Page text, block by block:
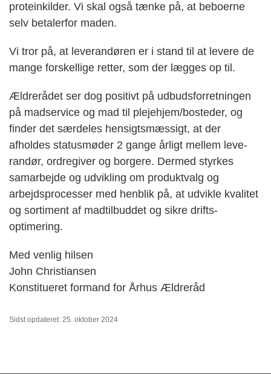
proteinkilder. Vi skal også tænke på, at beboerne
selv betalerfor maden.
Vi tror på, at leverandøren er i stand til at levere de
mange forskellige retter, som der lægges op til.
Ældrerådet ser dog positivt på udbudsforretningen
på madservice og mad til plejehjem/bosteder, og
finder det særdeles hensigtsmæssigt, at der
afholdes statusmøder 2 gange årligt mellem leve-
randør, ordregiver og borgere. Dermed styrkes
samarbejde og udvikling om produktvalg og
arbejdsprocesser med henblik på, at udvikle kvalitet
og sortiment af madtilbuddet og sikre drifts-
optimering.
Med venlig hilsen
John Christiansen
Konstitueret formand for Århus Ældreråd
Sidst opdateret: 25. oktober 2024